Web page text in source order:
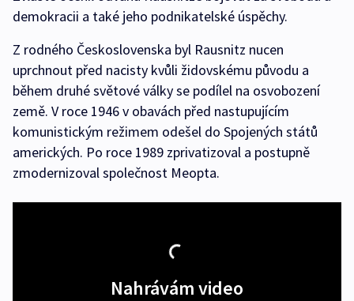
demokracii a také jeho podnikatelské úspěchy.
Z rodného Československa byl Rausnitz nucen
uprchnout před nacisty kvůli židovskému původu a
během druhé světové války se podílel na osvobození
země. V roce 1946 v obavách před nastupujícím
komunistickým režimem odešel do Spojených států
amerických. Po roce 1989 zprivatizoval a postupně
zmodernizoval společnost Meopta.
Nahrávám video